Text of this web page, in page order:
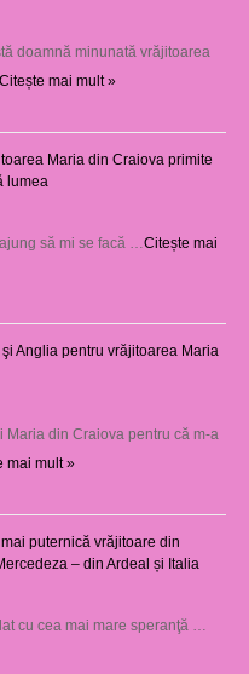
doamnă minunată vrăjitoarea
Citește mai mult »
Maria din Craiova primite
lumea
să mi se facă … Citește mai
Anglia pentru vrăjitoarea Maria
Maria din Craiova pentru că m-a
mai mult »
puternică vrăjitoare din
– din Ardeal și Italia
cu cea mai mare speranţă …